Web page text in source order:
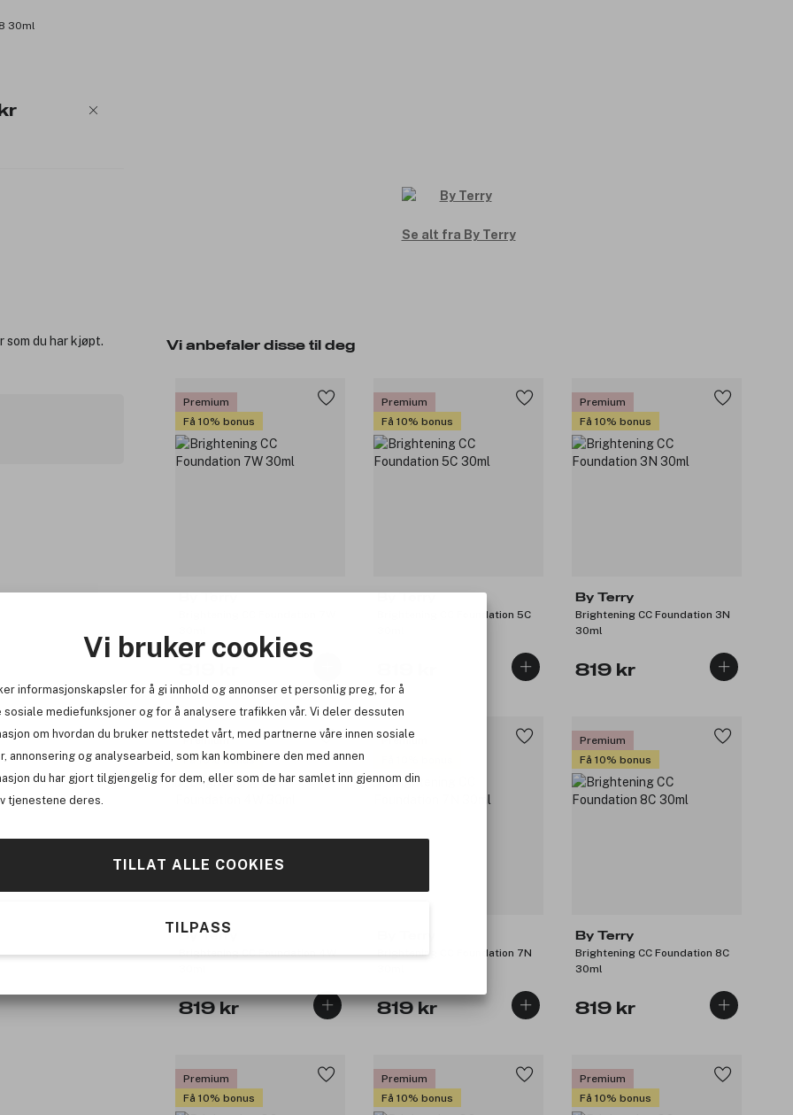
Vi bruker cookies
informasjonskapsler for å gi innhold og annonser et personlig preg, for å
sosiale mediefunksjoner og for å analysere trafikken vår. Vi deler dessuten
om hvordan du bruker nettstedet vårt, med partnerne våre innen sosiale
annonsering og analysearbeid, som kan kombinere den med annen
du har gjort tilgjengelig for dem, eller som de har samlet inn gjennom din
tjenestene deres.
TILLAT ALLE COOKIES
TILPASS
30ml
Se alt fra By Terry
Vi anbefaler disse til deg
Premium
Få 10% bonus
Premium
Få 10% bonus
Brightening CC Foundation 5C
Premium
Få 10% bonus
By Terry
Brightening CC Foundation 3N
30ml
819 kr
Premium
Få 10% bonus
By Terry
Brightening CC Foundation 4W
819 kr
Premium
Brightening CC Foundation 7N
819 kr
Premium
Få 10% bonus
By Terry
Brightening CC Foundation 8C
30ml
819 kr
Premium
Få 10% bonus
Premium
Få 10% bonus
Premium
Få 10% bonus
du har kjøpt.